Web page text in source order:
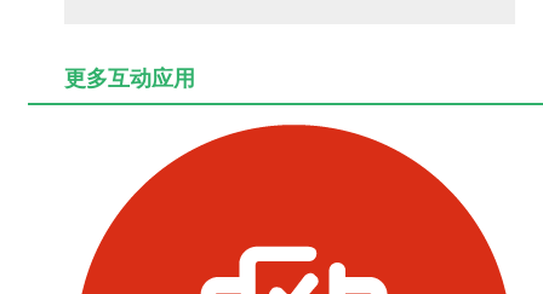
更多互动应用